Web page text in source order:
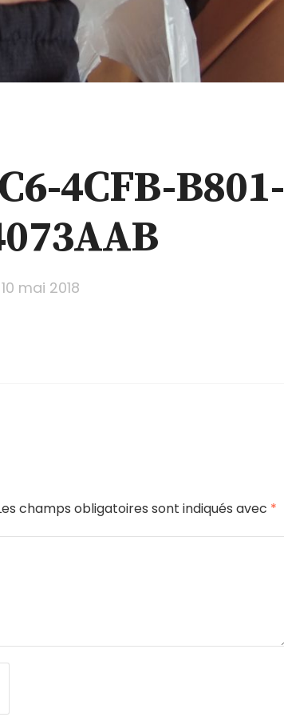
4CFB-B801-
10 mai 2018
champs obligatoires sont indiqués avec *